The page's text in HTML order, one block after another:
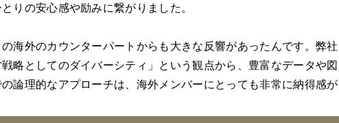
りの安心感や励みに繋がりました。
外のカウンターパートからも大きな反響があったんです。弊社
略としてのダイバーシティ」という観点から、豊富なデータや
論理的なアプローチは、海外メンバーにとっても非常に納得感が